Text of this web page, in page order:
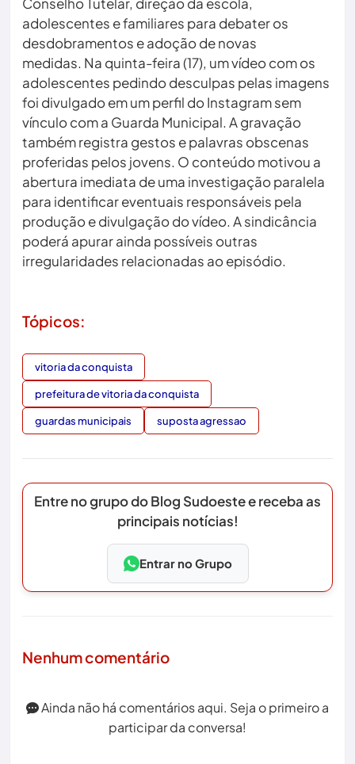
adolescentes e familiares para debater os
desdobramentos e adoção de novas
medidas. Na quinta-feira (17), um vídeo com os
adolescentes pedindo desculpas pelas imagens
foi divulgado em um perfil do Instagram sem
vínculo com a Guarda Municipal. A gravação
também registra gestos e palavras obscenas
proferidas pelos jovens. O conteúdo motivou a
abertura imediata de uma investigação paralela
para identificar eventuais responsáveis pela
produção e divulgação do vídeo. A sindicância
poderá apurar ainda possíveis outras
irregularidades relacionadas ao episódio.
Tópicos:
vitoria da conquista
prefeitura de vitoria da conquista
guardas municipais suposta agressao
Entre no grupo do Blog Sudoeste e receba as
principais notícias!
Entrar no Grupo
Nenhum comentário
Ainda não há comentários aqui. Seja o primeiro a
participar da conversa!